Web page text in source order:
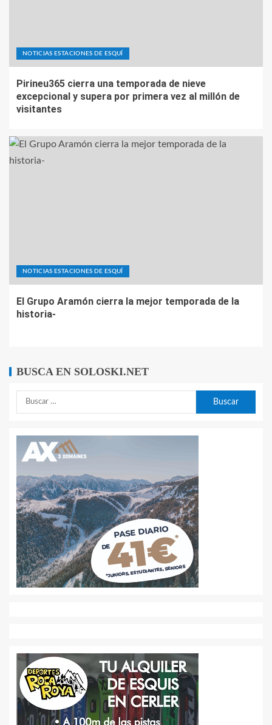
NOTICIAS ESTACIONES DE ESQUÍ
Pirineu365 cierra una temporada de nieve
excepcional y supera por primera vez al millón de
visitantes
NOTICIAS ESTACIONES DE ESQUÍ
El Grupo Aramón cierra la mejor temporada de la
historia-
BUSCA EN SOLOSKI.NET